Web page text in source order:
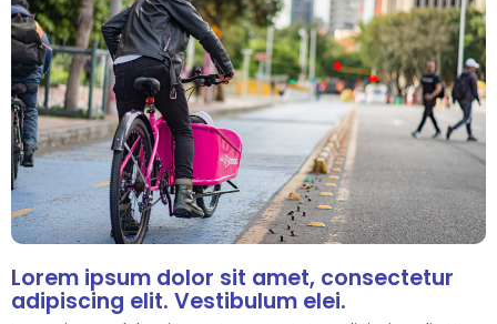
Lorem ipsum dolor sit amet, consectetur
adipiscing elit. Vestibulum elei.